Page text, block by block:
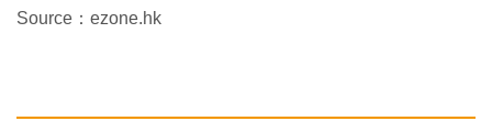
Source：ezone.hk